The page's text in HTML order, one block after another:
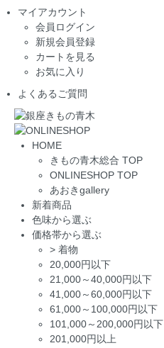
マイアカウント
会員ログイン
新規会員登録
カートを見る
お気に入り
よくあるご質問
HOME
きもの青木総合 TOP
ONLINESHOP TOP
あおきgallery
新着商品
色味から選ぶ
価格帯から選ぶ
> 着物
20,000円以下
21,000～40,000円以下
41,000～60,000円以下
61,000～100,000円以下
101,000～200,000円以下
201,000円以上